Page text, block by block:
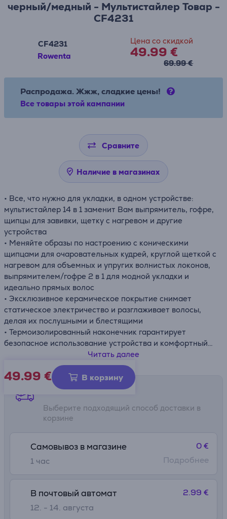
черный/медный - Мультистайлер Товар -
CF4231
CF4231
Rowenta
Цена со скидкой
49.99 €
69.99 €
Распродажа. Жжж, сладкие цены!
Все товары этой кампании
Сравните
Наличие в магазинах
• Все, что нужно для укладки, в одном устройстве:
мультистайлер 14 в 1 заменит Вам выпрямитель, гофре,
щипцы для завивки, щетку с нагревом и другие
устройства
• Меняйте образы по настроению с коническими
щипцами для очаровательных кудрей, круглой щеткой с
нагревом для объемных и упругих волнистых локонов,
выпрямителем/гофре 2 в 1 для модной укладки и
идеально прямых волос
• Эксклюзивное керамическое покрытие снимает
статическое электричество и разглаживает волосы,
делая их послушными и блестящими
• Термоизолированный наконечник гарантирует
безопасное использование устройства и комфортный
• В комплект входят сумка для хранения, щетка для
объема, насадка на конические щипцы для спиральных
локонов, 4 длинные заколки и 2 заколки-бабочки
Читать далее
49.99 € В корзину
Способы доставки
Выберите подходящий способ доставки в
корзине
Самовывоз в магазине
1 час
0 €
Подробнее
В почтовый автомат
12. - 14. августа
2.99 €